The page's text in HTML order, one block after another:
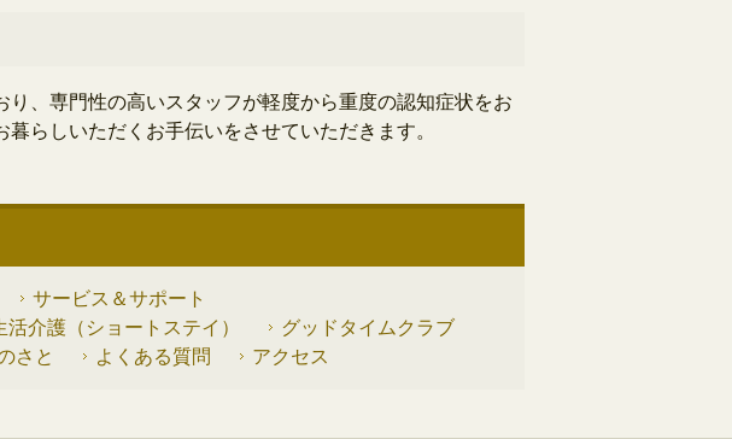
り、専門性の高いスタッフが軽度から重度の認知症状をお
らしいただくお手伝いをさせていただきます。
サービス＆サポート
介護（ショートステイ）
グッドタイムクラブ
さと よくある質問 アクセス